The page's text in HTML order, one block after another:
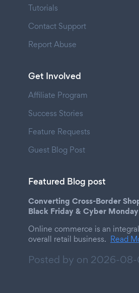
Tutorials
Contact Support
Report Abuse
Get Involved
Affiliate Program
Success Stories
Feature Requests
Guest Blog Post
Featured Blog post
Converting Cross-Border
Black Friday & Cyber Monday
Online commerce is an
overall retail business. Read
Posted by on 2026-